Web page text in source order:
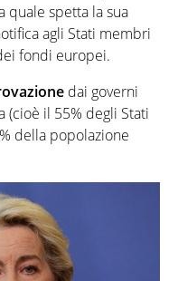
quale spetta la sua
agli Stati membri
fondi europei.
dai governi
(cioè il 55% degli Stati
della popolazione